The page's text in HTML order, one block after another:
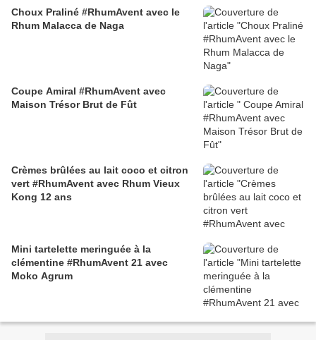
Choux Praliné #RhumAvent avec le
Rhum Malacca de Naga
Coupe Amiral #RhumAvent avec
Maison Trésor Brut de Fût
Crèmes brûlées au lait coco et citron
vert #RhumAvent avec Rhum Vieux
Kong 12 ans
Mini tartelette meringuée à la
clémentine #RhumAvent 21 avec
Moko Agrum